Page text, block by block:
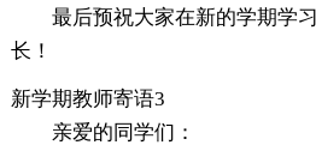
最后预祝大家在新的学期学
长！
新学期教师寄语3
亲爱的同学们：